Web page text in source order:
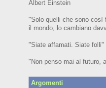
Albert Einstein
"Solo quelli che sono così
il mondo, lo cambiano
"Siate affamati. Siate folli"
"Non penso mai al futuro,
Argomenti